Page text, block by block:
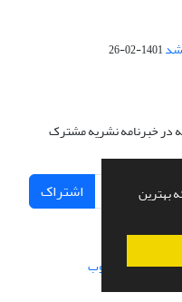
بهترین
1401-02-26
در خبرنامه نشریه مشترک
اشتراک
سازی از سیناوب